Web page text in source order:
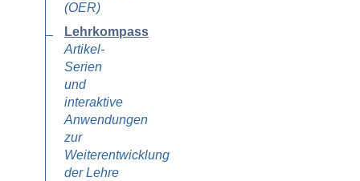
(OER)
Lehrkompass
Artikel-
Serien
und
interaktive
Anwendungen
zur
Weiterentwicklung
der Lehre